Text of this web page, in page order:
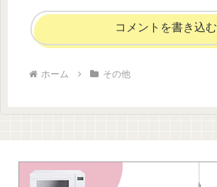
コメントを書き込む
ホーム その他